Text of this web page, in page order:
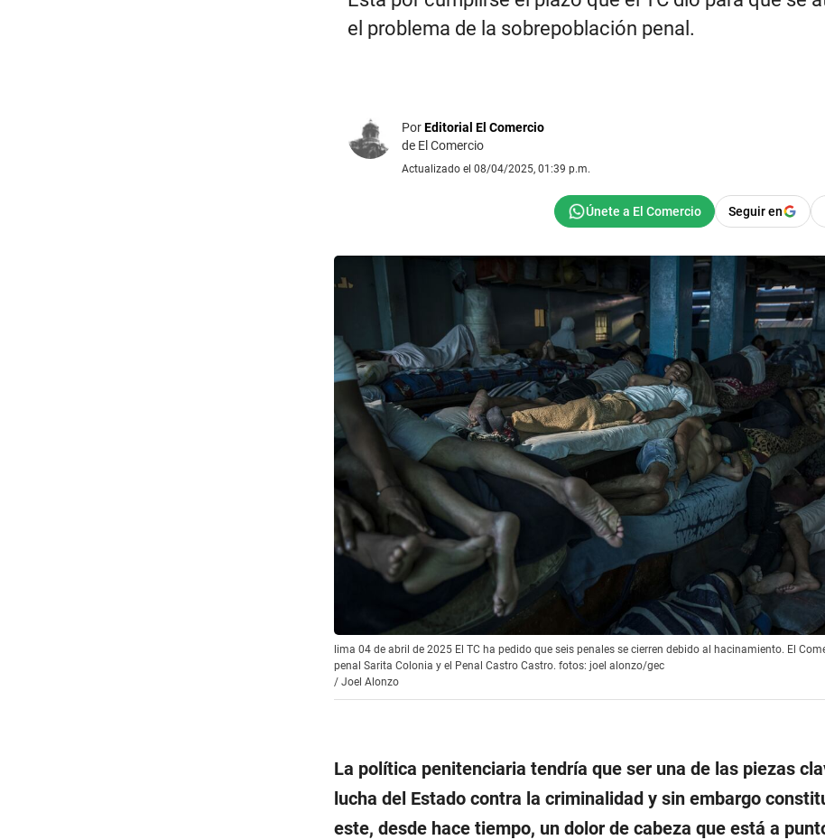
el problema de la sobrepoblación penal.
PorEditorial El Comercio
de El Comercio
Actualizado el 08/04/2025, 01:39 p.m.
Seguir en
lima 04 de abril de 2025 El TC ha pedido que seis penales se cierren debido al hacinamiento. El
penal Sarita Colonia y el Penal Castro Castro. fotos: joel alonzo/gec
/ Joel Alonzo
La política penitenciaria tendría que ser una de las piezas
lucha del Estado contra la criminalidad y sin embargo
este, desde hace tiempo, un dolor de cabeza que está a